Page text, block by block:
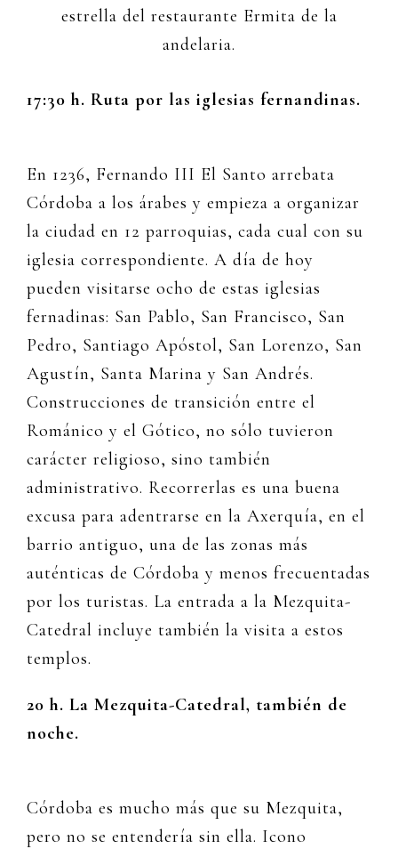
estrella del restaurante Ermita de la
andelaria.
17:30 h. Ruta por las iglesias fernandinas.
En 1236, Fernando III El Santo arrebata
Córdoba a los árabes y empieza a organizar
la ciudad en 12 parroquias, cada cual con su
iglesia correspondiente. A día de hoy
pueden visitarse ocho de estas iglesias
fernadinas: San Pablo, San Francisco, San
Pedro, Santiago Apóstol, San Lorenzo, San
Agustín, Santa Marina y San Andrés.
Construcciones de transición entre el
Románico y el Gótico, no sólo tuvieron
carácter religioso, sino también
administrativo. Recorrerlas es una buena
excusa para adentrarse en la Axerquía, en el
barrio antiguo, una de las zonas más
auténticas de Córdoba y menos frecuentadas
por los turistas. La entrada a la Mezquita-
Catedral incluye también la visita a estos
templos.
20 h. La Mezquita-Catedral, también de
noche.
Córdoba es mucho más que su Mezquita,
pero no se entendería sin ella. Icono